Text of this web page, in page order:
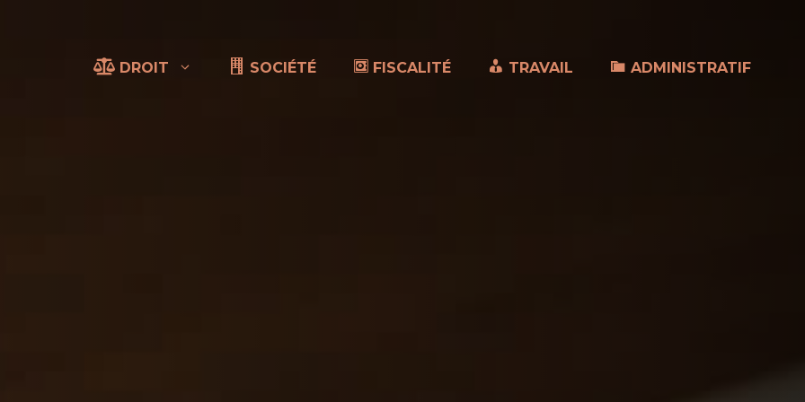
DROIT SOCIÉTÉ FISCALITÉ TRAVAIL ADMINISTRATIF